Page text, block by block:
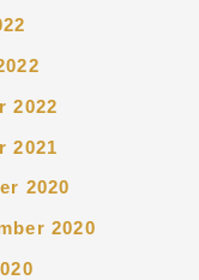
2022
2021
2020
2020